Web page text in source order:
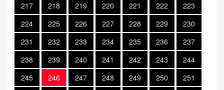
217
218 219 220 221 222
223
224
225 226 227 228 229
230
231
232 233 234 235 236
237
238
239 240 241 242 243
244
245
246 247 248 249 250
251